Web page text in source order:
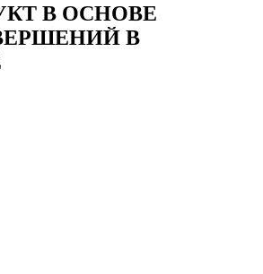
В ОСНОВЕ
В